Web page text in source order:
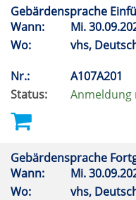
Gebärdensprache
Wann:
Mi.
Wo:
vhs,
Nr.:
A107A201
Status:
Anmeldung
Gebärdensprache
Wann:
Mi.
Wo:
vhs,